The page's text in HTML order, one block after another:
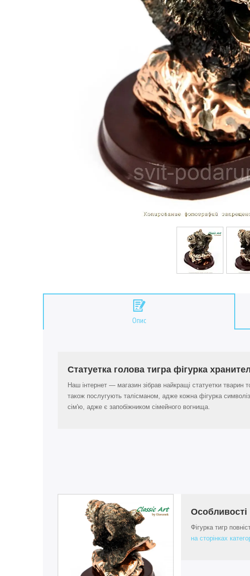
Опис
Статуетка голова тигра фігурка
Наш інтернет — магазин зібрав найкращі статуетки тварин
також послугують талісманом, адже кожна фігурка
сім'ю, адже є запобіжником сімейного вогнища.
Особливості
Фігурка тигр
на сторінках